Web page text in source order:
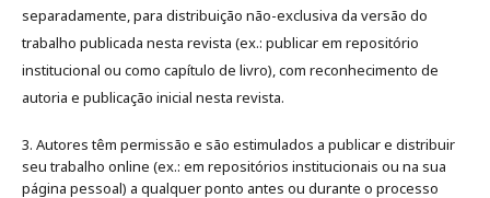
separadamente, para distribuição não-exclusiva da versão do
trabalho publicada nesta revista (ex.: publicar em repositório
institucional ou como capítulo de livro), com reconhecimento de
autoria e publicação inicial nesta revista.
3. Autores têm permissão e são estimulados a publicar e distribuir
seu trabalho online (ex.: em repositórios institucionais ou na sua
página pessoal) a qualquer ponto antes ou durante o processo